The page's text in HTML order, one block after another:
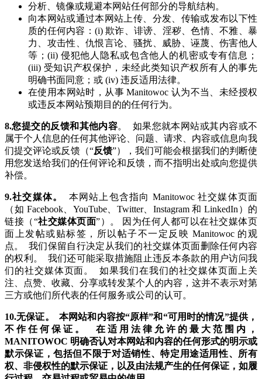
分析、镜像或规避本网站任何部分的导航结构。
向本网站或通过本网站上传、分发、传输或发布以下性
质的任何内容：(i) 欺诈、诽谤、淫秽、色情、不雅、暴
力、攻击性、仇恨言论、骚扰、威胁、诬蔑、伤害他人
等；(ii) 侵犯他人隐私或包含他人的机密或专有信息；
(iii) 受知识产权保护，未经此类知识产权所有人的事先
明确书面同意；或 (iv) 违反适用法律。
在使用本网站时，从事 Manitowoc 认为不当、未经授权
或违反本网站预期目的的任何行为。
8.您提交的反馈和其他内容。 如果您就本网站或其内容或不
属于个人信息的任何其他评论、问题、请求、内容或信息向我
们提交评论或反馈（“反馈”），我们可能会根据我们的判断使
用您发送给我们的任何评论和反馈，而不指明出处或向您提供
补偿。
9.社交媒体。 本网站上包含指向 Manitowoc 社交媒体页面
（如 Facebook、YouTube、Twitter、Instagram 和 LinkedIn）的
链接（“社交媒体页面”）。 因为任何人都可以在社交媒体页
面上发帖或贴标签，所以帖子不一定反映 Manitowoc 的观
点。 我们保留自行决定从我们的社交媒体页面删除任何内容
的权利。 我们还可能采取措施阻止违反本条款的用户访问我
们的社交媒体页面。 如果我们在我们的社交媒体页面上关
注、点赞、收藏、分享或转发某个人的内容，这并不表示对第
三方或他们所代表的任何服务或公司的认可。
10.无保证。 本网站和内容按“原样”和“可用时的情况”提供，
不作任何保证。 在适用法律允许的最大范围内，
MANITOWOC 明确否认对本网站和内容的任何形式的明示或
默示保证，包括但不限于对适销性、特定用途适用性、所有
权、非侵权性的默示保证，以及由法规产生的任何保证，如履